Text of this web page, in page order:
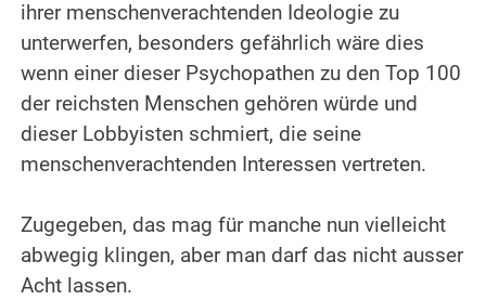
ihrer menschenverachtenden Ideologie zu
unterwerfen, besonders gefährlich wäre dies
wenn einer dieser Psychopathen zu den Top 100
der reichsten Menschen gehören würde und
dieser Lobbyisten schmiert, die seine
menschenverachtenden Interessen vertreten.
Zugegeben, das mag für manche nun vielleicht
abwegig klingen, aber man darf das nicht ausser
Acht lassen.